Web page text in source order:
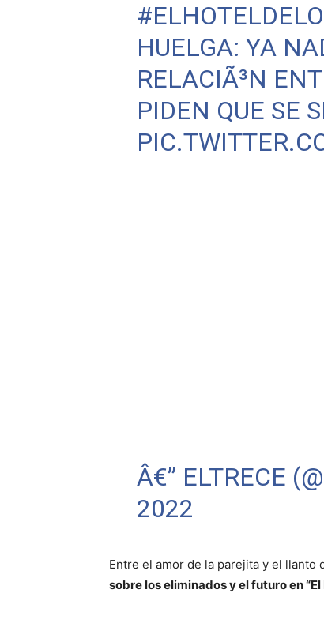
HUELGA: YA
RELACIÃ³N
PIDEN QUE SE
Â€” ELTRECE
2022
Entre el amor de la parejita y el llanto
sobre los eliminados y el futuro en “El